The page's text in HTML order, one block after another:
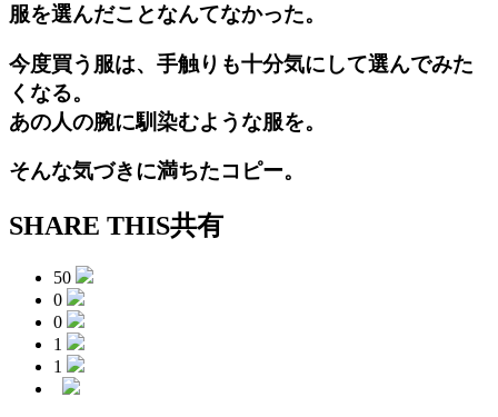
服を選んだことなんてなかった。
今度買う服は、手触りも十分気にして選んでみた
くなる。
あの人の腕に馴染むような服を。
そんな気づきに満ちたコピー。
SHARE THIS共有
50
0
0
1
1